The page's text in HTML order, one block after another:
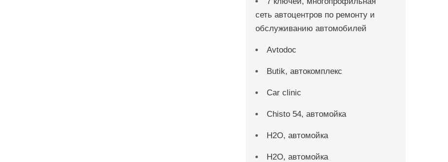
сеть автоцентров по ремонту и
обслуживанию автомобилей
Avtodoc
Butik, автокомплекс
Car clinic
Chisto 54, автомойка
H2O, автомойка
H2O, автомойка